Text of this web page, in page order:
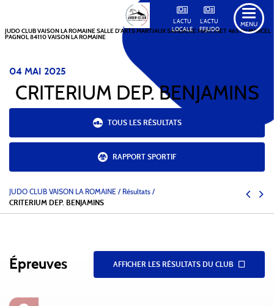
JUDO CLUB VAISON LA ROMAINE SALLE D'ARTS MARTIAUX SANDRINE MARTINET 465 AV MARCEL
PAGNOL 84110 VAISON LA ROMAINE
L'ACTU
FFJUDO
L'ACTU
LOCALE
MENU
04 MAI 2025
CRITERIUM DEP. BENJAMINS
TOUS LES RÉSULTATS
RAPPORT SPORTIF
JUDO CLUB VAISON LA ROMAINE / Résultats /
CRITERIUM DEP. BENJAMINS
Épreuves AFFICHER LES RÉSULTATS DU CLUB